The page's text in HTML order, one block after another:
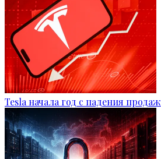
Tesla начала год с падения продаж